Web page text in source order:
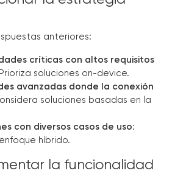
anteriores:
críticas con altos requisitos
soluciones on-device.
avanzadas donde la conexión
soluciones basadas en la
con diversos casos de uso:
híbrido.
la funcionalidad